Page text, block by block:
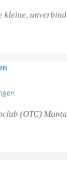
kleine,
(OTC)